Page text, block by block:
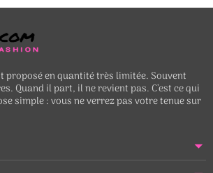
proposé en quantité très limitée. Souvent
Quand il part, il ne revient pas. C’est ce qui
simple : vous ne verrez pas votre tenue sur